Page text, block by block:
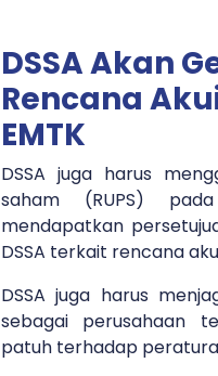
DSSA Akan
Rencana
EMTK
DSSA juga harus
saham (RUPS)
mendapatkan
DSSA terkait rencana
DSSA juga harus
sebagai perusahaan
patuh terhadap